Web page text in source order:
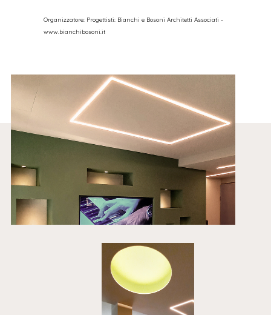
Organizzatore: Progettisti: Bianchi e Bosoni Architetti Associati -
www.bianchibosoni.it